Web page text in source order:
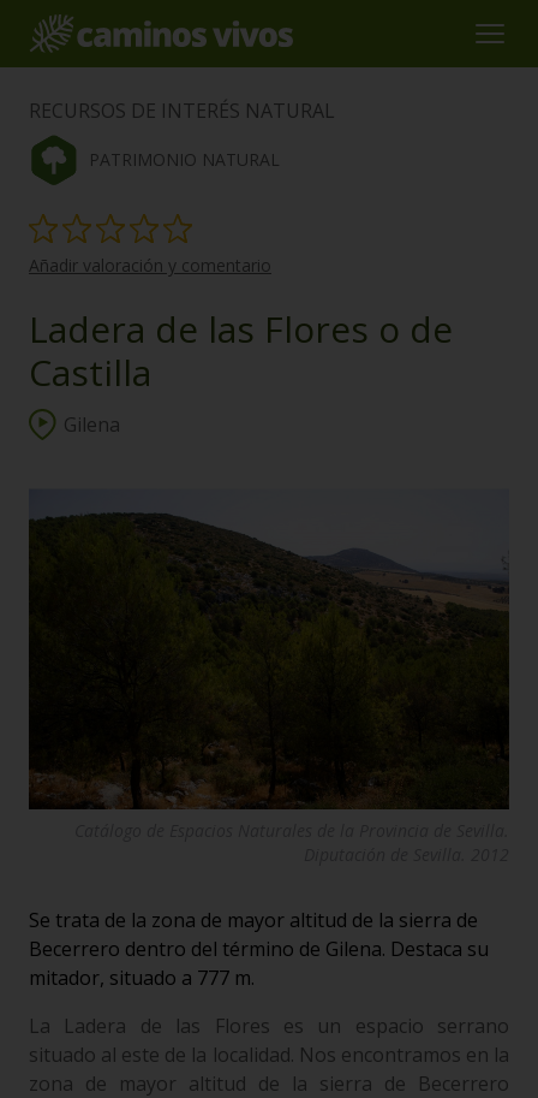
RECURSOS DE INTERÉS NATURAL
PATRIMONIO NATURAL
Añadir valoración y comentario
Ladera de las Flores o de
Castilla
Gilena
Se trata de la zona de mayor altitud de la sierra de
Becerrero dentro del término de Gilena. Destaca su
mitador, situado a 777 m.
La Ladera de las Flores es un espacio serrano
situado al este de la localidad. Nos encontramos en la
zona de mayor altitud de la sierra de Becerrero